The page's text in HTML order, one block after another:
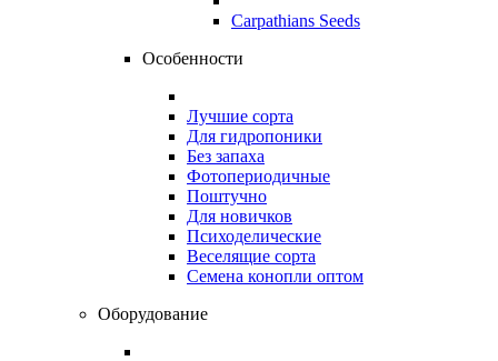
Carpathians Seeds
Особенности
Лучшие сорта
Для гидропоники
Без запаха
Фотопериодичные
Поштучно
Для новичков
Психоделические
Веселящие сорта
Семена конопли оптом
Оборудование